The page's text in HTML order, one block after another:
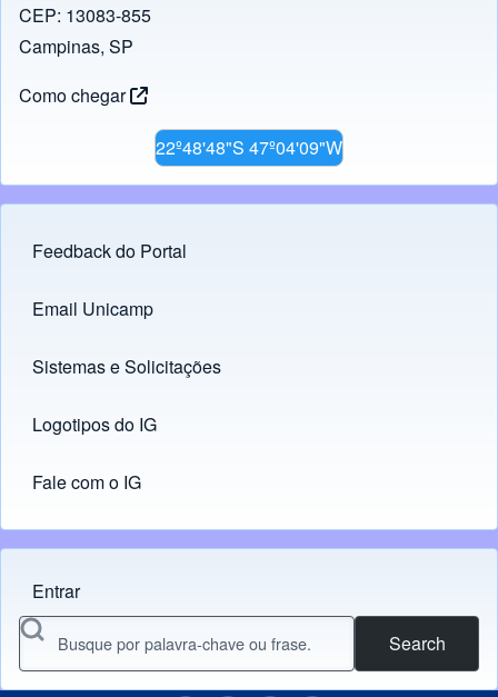
CEP: 13083-855
Campinas, SP
Como chegar
22º48'48"S 47º04'09"W
Footer menu
Feedback do Portal
Links
Email Unicamp
(opens in new tab)
Sistemas e Solicitações
(opens in new tab)
Logotipos do IG
(opens in new tab)
Fale com o IG
Menu do usuário
Entrar
Search